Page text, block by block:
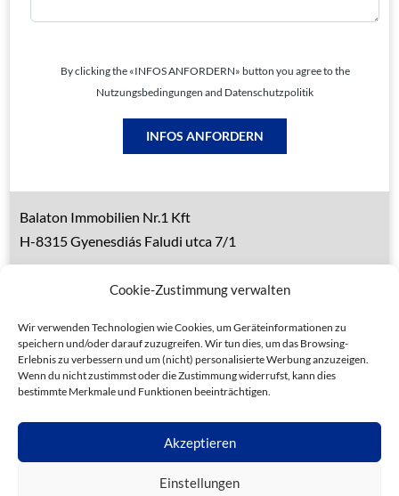
Cookie-Zustimmung verwalten
Wir verwenden Technologien wie Cookies, um Geräteinformationen zu
speichern und/oder darauf zuzugreifen. Wir tun dies, um das Browsing-
Erlebnis zu verbessern und um (nicht) personalisierte Werbung anzuzeigen.
Wenn du nicht zustimmst oder die Zustimmung widerrufst, kann dies
bestimmte Merkmale und Funktionen beeinträchtigen.
Akzeptieren
Einstellungen
By clicking the «INFOS ANFORDERN» button you agree to the
Nutzungsbedingungen and Datenschutzpolitik
INFOS ANFORDERN
Balaton Immobilien Nr.1 Kft
H-8315 Gyenesdiás Faludi utca 7/1
Handy 1: 0036 30 153 7382 (deutsch)
Handy 2: 0036 20 935 6160 (ungarisch)
Allgemeine Geschäftsbedingungen
Impressum